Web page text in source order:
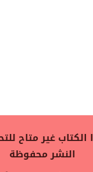
غير متاح
النشر محفوظة